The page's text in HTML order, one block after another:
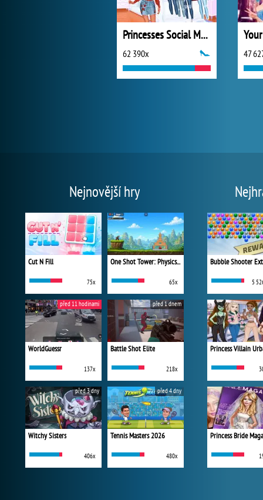
Princesses Social Media Stars
62 390x 47
Nejnovější hry
Cut N Fill
75x
One Shot Tower: Physics Destroyer
65x
WorldGuessr
137x
před 11 hodinami
Battle Shot Elite
218x
před 1 dnem
Witchy Sisters
406x
před 3 dny
Tennis Masters 2026
480x
před 4 dny
Bubble Shooter
5
Princess Bride